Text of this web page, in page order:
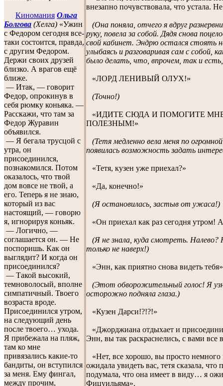
Киномания Ольга
Болгова (Хелга) «Ужин
с Федором сегодня все-
таки состоится, правда,
с другим Федором.
Держи своих друзей
близко. А врагов ещё
ближе.
— Итак, — говорит
Федор, опрокинув в
себя рюмку коньяка. —
Расскажи, что там за
Федор Журавин
объявился.
— Я бегала трусцой с
утра, он
присоединился,
познакомился. Потом
оказалось, что твой
дом вовсе не твой, а
его. Теперь я не знаю,
который из вас
настоящий, — говорю
я, игнорируя коньяк.
— Логично, —
соглашается он. — Не
поспоришь. Как он
выглядит? И когда он
присоединился?
— Такой высокий,
темноволосый, вполне
симпатичный. Твоего
возраста вроде.
Присоединился утром,
на следующий день
после твоего… ухода.
Я прибежала на пляж,
там ко мне
привязались какие-то
бандиты, он вступился
за меня. Ему фингал,
между прочим,
внезапно почувствовала, что устала.
(Она поняла, отчего я вдруг
руку, повела за собой. Дядя снова
свой кабинет. Эндрю остался стоять
улыбаясь и разговаривая сам с собой,
было делать, что, впрочем, так и
«ЛОРД ЛЕНИВЫЙ ОЛУХ!»
(Точно!)
«ИДИТЕ СЮДА И ПОМОГИТЕ МНЕ!
ПОЛЕЗНЫМ!»
(Тетя медленно вела меня по
появилась возможность задать
«Тетя, кузен уже приехал?»
«Да, конечно!»
(Я остановилась, застыв от ужаса!)
«Он приехал как раз сегодня утром!
(Я не знала, куда смотреть. Налево?
только не наверх!)
«Энн, как приятно снова видеть
(Этот обворожительный голос! Я
осторожно подняла глаза.)
«Кузен Дарси!?!?!»
«Джорджиана отдыхает и
Энн, вы так раскраснелись, с вами все
«Нет, все хорошо, вы просто
ожидала увидеть вас, тетя сказала, что
подумала, что она имеет в виду… я
Фицуильяма».